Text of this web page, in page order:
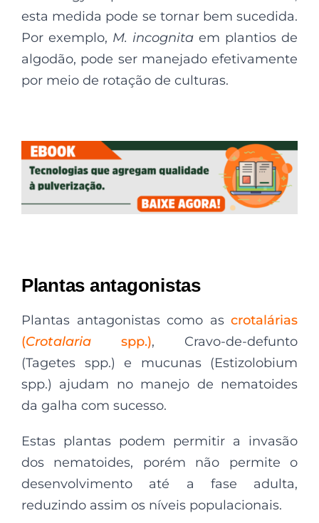
esta medida pode se tornar bem sucedida.
Por exemplo, M. incognita em plantios de
algodão, pode ser manejado efetivamente
por meio de rotação de culturas.
Plantas antagonistas
Plantas antagonistas como as crotalárias
(Crotalaria spp.), Cravo-de-defunto
(Tagetes spp.) e mucunas (Estizolobium
spp.) ajudam no manejo de nematoides
da galha com sucesso.
Estas plantas podem permitir a invasão
dos nematoides, porém não permite o
desenvolvimento até a fase adulta,
reduzindo assim os níveis populacionais.